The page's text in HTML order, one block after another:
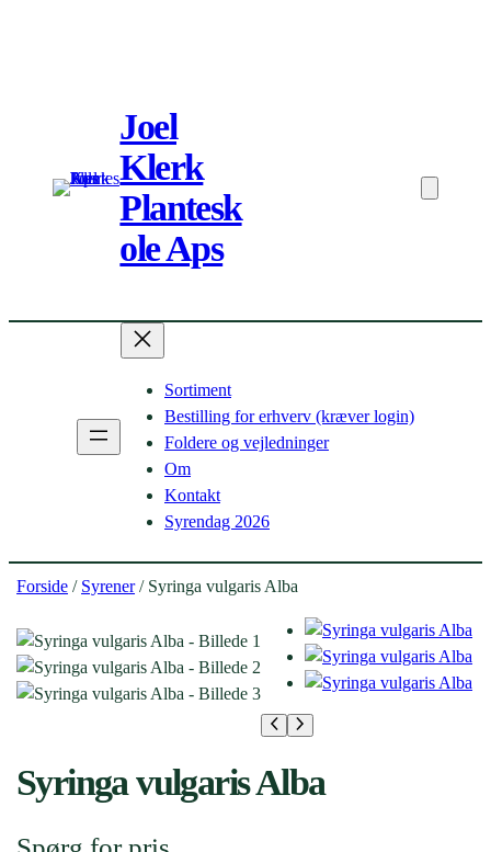
Joel
Klerk
Plantesk
ole Aps
Sortiment
Bestilling for erhverv (kræver login)
Foldere og vejledninger
Om
Kontakt
Syrendag 2026
Forside / Syrener/ Syringa vulgaris Alba
Syringa vulgaris Alba